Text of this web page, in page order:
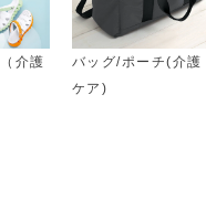
介護
バッグ/ポーチ(介護
ケア)